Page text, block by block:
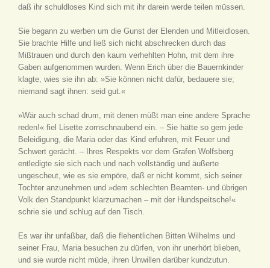
daß ihr schuldloses Kind sich mit ihr darein werde teilen müssen.
Sie begann zu werben um die Gunst der Elenden und Mitleidlosen.
Sie brachte Hilfe und ließ sich nicht abschrecken durch das
Mißtrauen und durch den kaum verhehlten Hohn, mit dem ihre
Gaben aufgenommen wurden. Wenn Erich über die Bauernkinder
klagte, wies sie ihn ab: »Sie können nicht dafür, bedauere sie;
niemand sagt ihnen: seid gut.«
»Wär auch schad drum, mit denen müßt man eine andere Sprache
reden!« fiel Lisette zornschnaubend ein. – Sie hätte so gern jede
Beleidigung, die Maria oder das Kind erfuhren, mit Feuer und
Schwert gerächt. – Ihres Respekts vor dem Grafen Wolfsberg
entledigte sie sich nach und nach vollständig und äußerte
ungescheut, wie es sie empöre, daß er nicht kommt, sich seiner
Tochter anzunehmen und »dem schlechten Beamten- und übrigen
Volk den Standpunkt klarzumachen – mit der Hundspeitsche!«
schrie sie und schlug auf den Tisch.
Es war ihr unfaßbar, daß die flehentlichen Bitten Wilhelms und
seiner Frau, Maria besuchen zu dürfen, von ihr unerhört blieben,
und sie wurde nicht müde, ihren Unwillen darüber kundzutun.